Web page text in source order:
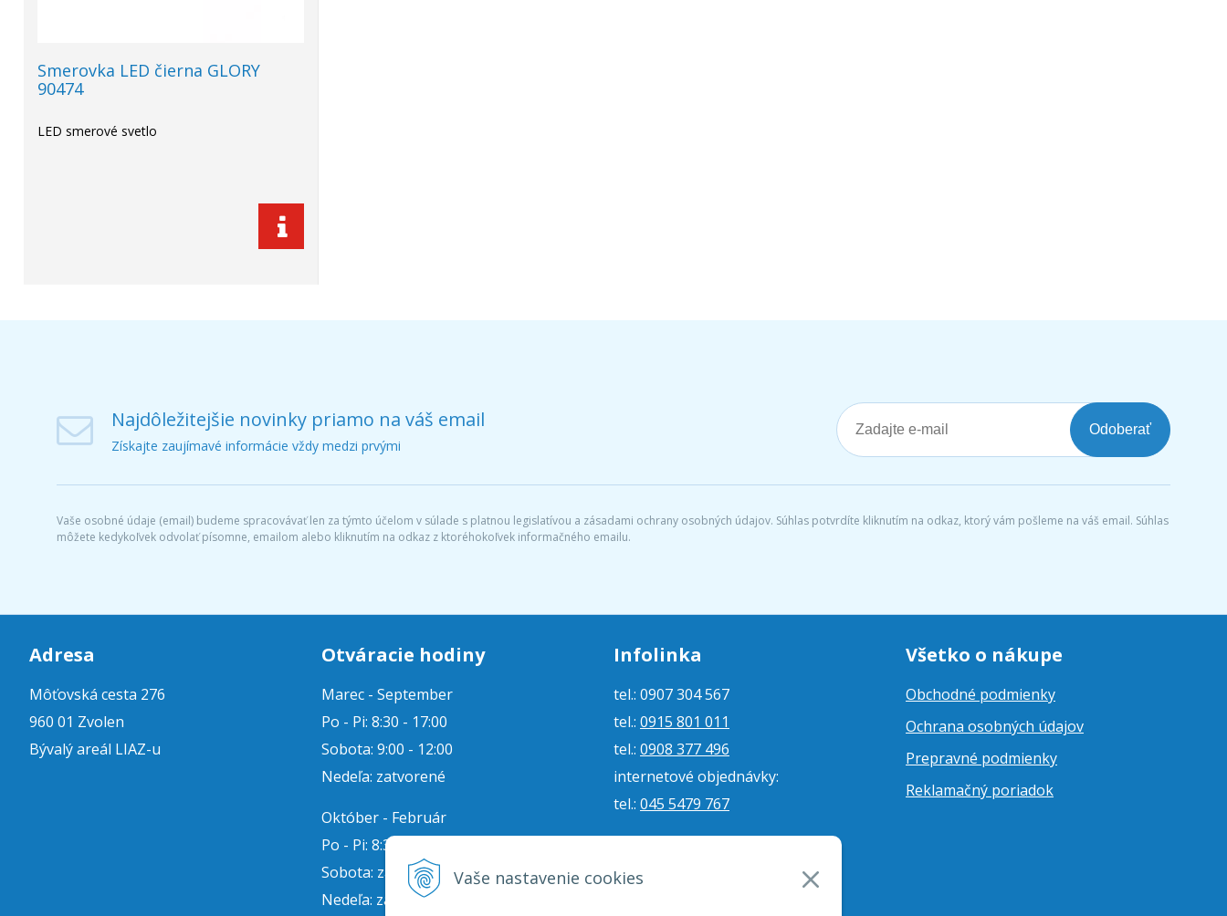
Vaše nastavenie cookies
Smerovka LED čierna GLORY
90474
LED smerové svetlo
Najdôležitejšie novinky priamo na váš email
Získajte zaujímavé informácie vždy medzi prvými
Odoberať
Vaše osobné údaje (email) budeme spracovávať len za týmto účelom v súlade s platnou legislatívou a zásadami ochrany osobných údajov. Súhlas potvrdíte kliknutím na odkaz, ktorý vám pošleme na váš email. Súhlas
môžete kedykoľvek odvolať písomne, emailom alebo kliknutím na odkaz z ktoréhokoľvek informačného emailu.
Adresa
Môťovská cesta 276
960 01 Zvolen
Bývalý areál LIAZ-u
Otváracie hodiny
Marec - September
Po - Pi: 8:30 - 17:00
Sobota: 9:00 - 12:00
Nedeľa: zatvorené
Október - Február
Po - Pi: 8:30 - 16:00
Sobota: zatvorené
Nedeľa: zatvorené
Infolinka
tel.: 0907 304 567
tel.: 0915 801 011
tel.: 0908 377 496
internetové objednávky:
tel.: 045 5479 767
internetové objednávky:
Všetko o nákupe
Obchodné podmienky
Ochrana osobných údajov
Prepravné podmienky
Reklamačný poriadok